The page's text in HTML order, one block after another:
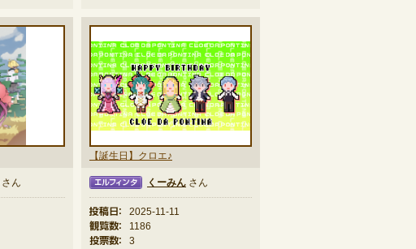
さん
【誕生日】クロエ♪
くーみん さん
投稿日：
2025-11-11
観覧数：
1186
投票数：
3